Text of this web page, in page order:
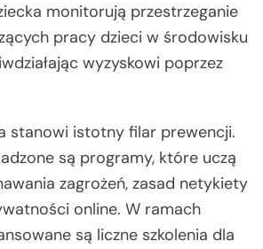
monitorują przestrzeganie
pracy dzieci w środowisku
wyzyskowi poprzez
stanowi istotny filar prewencji.
są programy, które uczą
zagrożeń, zasad netykiety
online. W ramach
są liczne szkolenia dla